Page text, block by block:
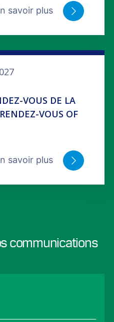
savoir plus
VOUS DE LA
VOUS OF
savoir plus
communications